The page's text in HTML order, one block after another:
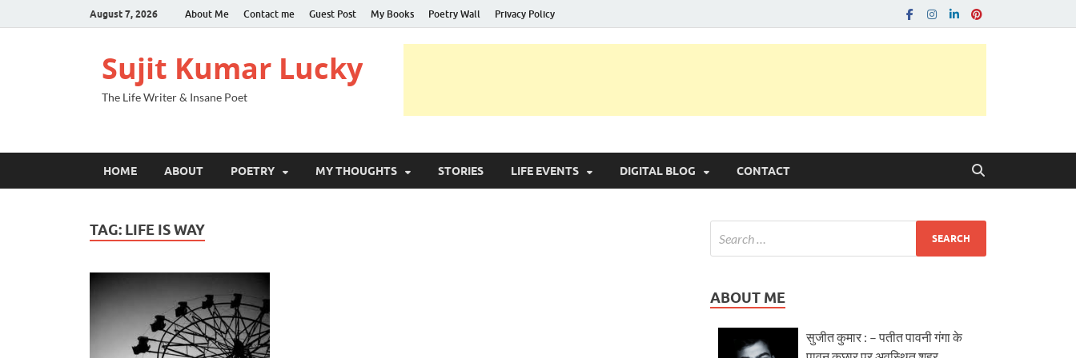
August 7, 2026 About Me Contact me Guest Post My Books Poetry Wall Privacy Policy
Sujit Kumar Lucky
The Life Writer & Insane Poet
HOME ABOUT POETRY MY THOUGHTS STORIES LIFE EVENTS DIGITAL BLOG CONTACT
TAG: LIFE IS WAY
ABOUT ME
सुजीत कुमार : – पतीत पावनी गंगा के